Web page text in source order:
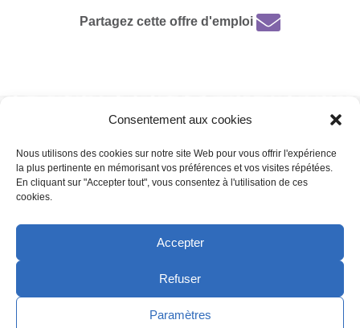
Consentement aux cookies
Nous utilisons des cookies sur notre site Web pour vous offrir l'expérience
la plus pertinente en mémorisant vos préférences et vos visites répétées.
En cliquant sur "Accepter tout", vous consentez à l'utilisation de ces
cookies.
Accepter
Refuser
Paramètres
Partagez cette offre d'emploi
Protection de données personnelles /
LinkedIn